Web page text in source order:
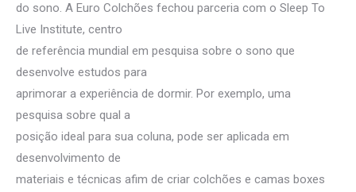
do sono. A Euro Colchões fechou parceria com o Sleep To
Live Institute, centro
de referência mundial em pesquisa sobre o sono que
desenvolve estudos para
aprimorar a experiência de dormir. Por exemplo, uma
pesquisa sobre qual a
posição ideal para sua coluna, pode ser aplicada em
desenvolvimento de
materiais e técnicas afim de criar colchões e camas boxes